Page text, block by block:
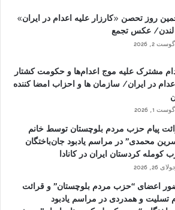
روز تحصن «کارزار علیه اعدام در ایران»
لندن/ عکس تجمع
2, 2026
مشترک علیه موج اعدام‌ها و حکومت کشتار
در ایران/ سازمان ها و احزاب امضا کننده
1, 2026
پیام حزب مردم بلوچستان توسط خانم
محمدی” در مراسم یادبود جان‌باختگان
کومله کردستان ایران در کانادا
26, 2026
اعضای “حزب مردم بلوچستان” و قرائت
تسلیت و همدردی در مراسم یادبود